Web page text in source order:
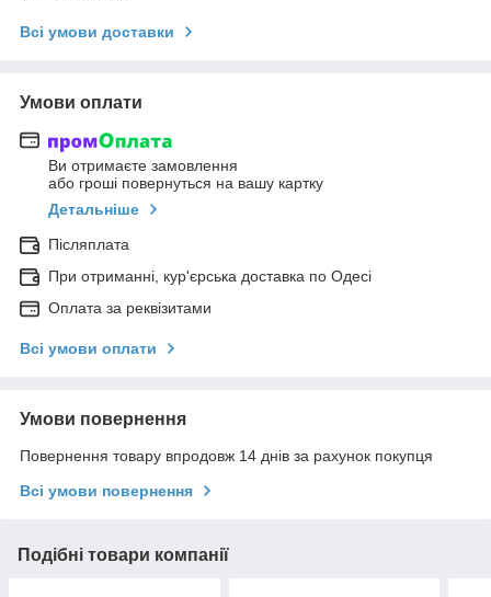
Всі умови доставки
Умови оплати
Ви отримаєте замовлення
або гроші повернуться на вашу картку
Детальніше
Післяплата
При отриманні, кур'єрська доставка по Одесі
Оплата за реквізитами
Всі умови оплати
Умови повернення
Повернення товару впродовж 14 днів за рахунок покупця
Всі умови повернення
Подібні товари компанії